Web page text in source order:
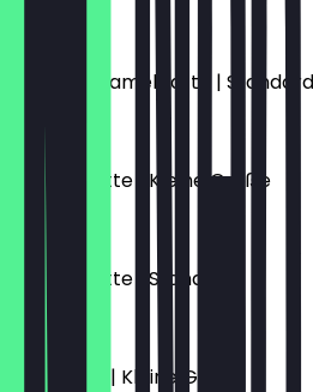
Salted Caramel Latte | Standard
€ 6,10
Schoko Latte | Kleine Größe
€ 5,70
Schoko Latte | Standard
€ 6,10
Flat White | Kleine Größe